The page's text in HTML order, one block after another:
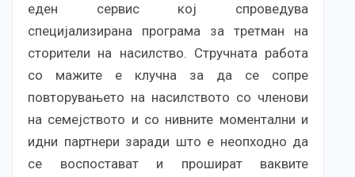
еден сервис кој спроведува
специјализирана програма за третман на
сторители на насилство. Стручната работа
со мажите е клучна за да се сопре
повторувањето на насилството со членови
на семејството и со нивните моментални и
идни партнери заради што е неопходно да
се воспостават и прошират ваквите